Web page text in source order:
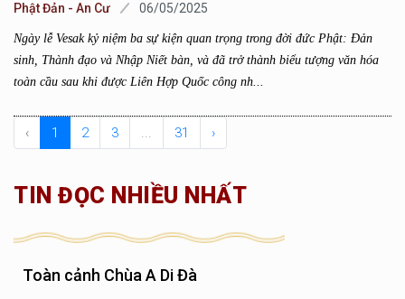
Phật Đản - An Cư 06/05/2025
Ngày lễ Vesak kỷ niệm ba sự kiện quan trọng trong đời đức Phật: Đản
sinh, Thành đạo và Nhập Niết bàn, và đã trở thành biểu tượng văn hóa
toàn cầu sau khi được Liên Hợp Quốc công nh...
‹ 1 2 3 ... 31 ›
TIN ĐỌC NHIỀU NHẤT
Toàn cảnh Chùa A Di Đà